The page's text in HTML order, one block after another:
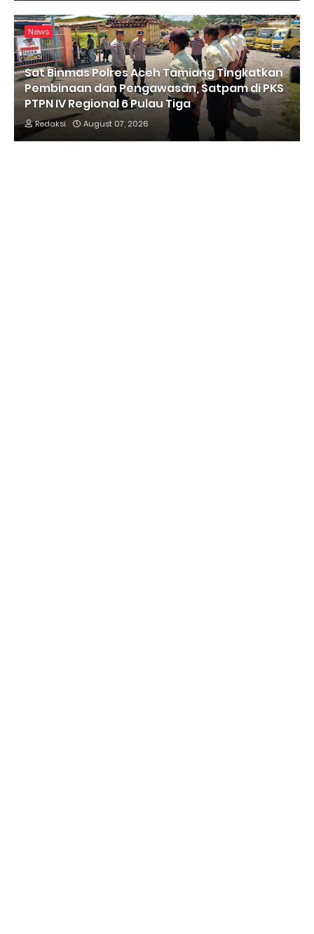
News
Sat Binmas Polres Aceh Tamiang Tingkatkan
Pembinaan dan Pengawasan, Satpam di PKS
PTPN IV Regional 6 Pulau Tiga
Redaksi August 07, 2026